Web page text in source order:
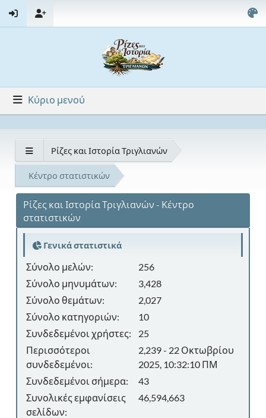
Κύριο μενού
Ρίζες και Ιστορία Τριγλιανών
Κέντρο στατιστικών
Ρίζες και Ιστορία Τριγλιανών - Κέντρο
στατιστικών
Γενικά στατιστικά
Σύνολο μελών:
256
Σύνολο μηνυμάτων:
3,428
Σύνολο θεμάτων:
2,027
Σύνολο κατηγοριών:
10
Συνδεδεμένοι χρήστες:
25
Περισσότεροι
συνδεδεμένοι:
2,239 - 22 Οκτωβρίου
2025, 10:32:10 ΠΜ
Συνδεδεμένοι σήμερα:
43
Συνολικές εμφανίσεις
σελίδων:
46,594,663